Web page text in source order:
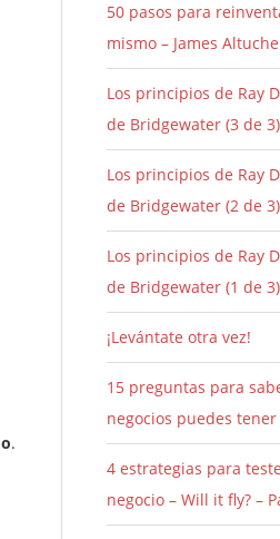
.
50 pasos para
mismo – James
Los principios de Ray
de Bridgewater (3 de 3)
Los principios de Ray
de Bridgewater (2 de 3)
Los principios de Ray
de Bridgewater (1 de 3)
¡Levántate otra vez!
15 preguntas para
negocios puedes
4 estrategias para
negocio – Will it fly? –